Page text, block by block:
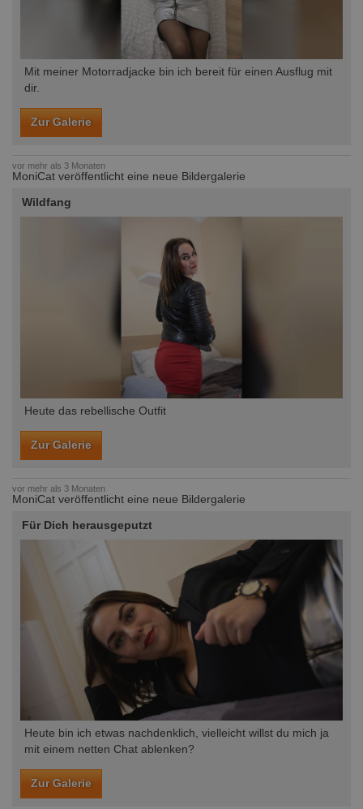
Mit meiner Motorradjacke bin ich bereit für einen Ausflug mit
dir.
Zur Galerie
vor mehr als 3 Monaten
MoniCat veröffentlicht eine neue Bildergalerie
Wildfang
Heute das rebellische Outfit
Zur Galerie
vor mehr als 3 Monaten
MoniCat veröffentlicht eine neue Bildergalerie
Für Dich herausgeputzt
Heute bin ich etwas nachdenklich, vielleicht willst du mich ja
mit einem netten Chat ablenken?
Zur Galerie